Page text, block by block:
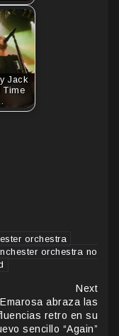
Jack
Time
orchestra
orchestra no
Next
Emarosa abraza las
retro en su
sencillo “Again”